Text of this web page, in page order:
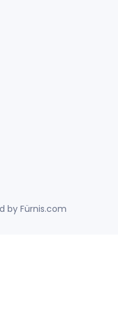
by Fürnis.com